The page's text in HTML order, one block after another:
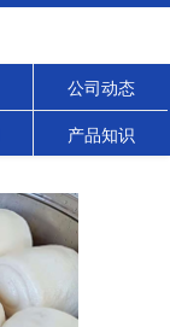
公司动态
产品知识